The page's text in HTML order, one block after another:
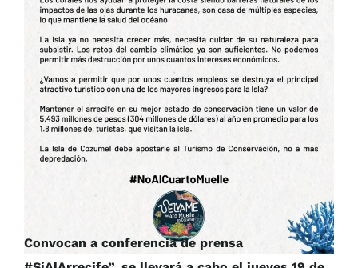
Convocan a conferencia de prensa